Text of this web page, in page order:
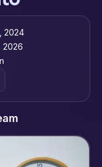
2024
2026